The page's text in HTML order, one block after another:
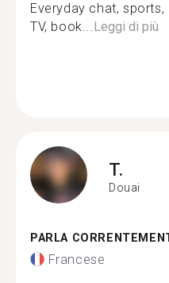
Everyday chat,
TV, book...Leggi di più
T.
Douai
PARLA
Francese